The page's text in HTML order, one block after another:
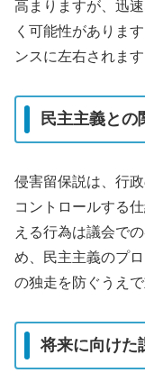
高まりますが、迅
く可能性がありま
ンスに左右されます
民主主義との
侵害留保説は、行
コントロールする
える行為は議会で
め、民主主義のプ
の独走を防ぐうえ
将来に向けた